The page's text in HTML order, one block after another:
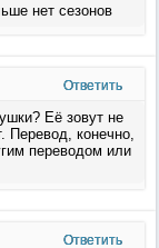
нет сезонов
Ответить
Её зовут не
Перевод, конечно,
переводом или
Ответить